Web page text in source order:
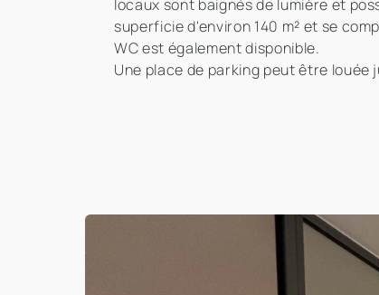
locaux sont baignés de lumière et
superficie d'environ 140 m² et se
WC est également disponible.
Une place de parking peut être louée